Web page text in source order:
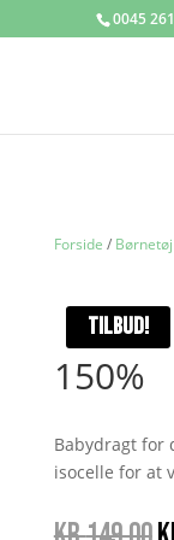
0045
Forside / Børnetøj
TILBUD!
150%
Babydragt for
isocelle for at